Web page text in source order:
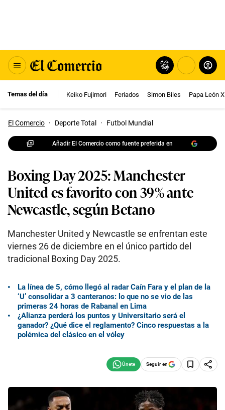
Temas del día Keiko Fujimori Feriados Simon Biles Papa León
El Comercio · Deporte Total · Futbol Mundial
Añadir El Comercio como fuente preferida en
Boxing Day 2025: Manchester
United es favorito con 39% ante
Newcastle, según Betano
Manchester United y Newcastle se enfrentan este
viernes 26 de diciembre en el único partido del
tradicional Boxing Day 2025.
La línea de 5, cómo llegó al radar Caín Fara y el plan de la
‘U’ consolidar a 3 canteranos: lo que no se vio de las
primeras 24 horas de Rabanal en Lima
¿Alianza perderá los puntos y Universitario será el
ganador? ¿Qué dice el reglamento? Cinco respuestas a la
polémica del clásico en el vóley
Seguir en